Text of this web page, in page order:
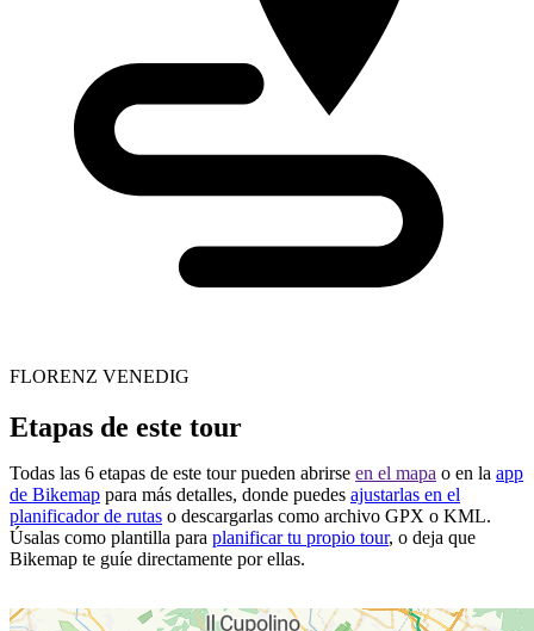
FLORENZ VENEDIG
Etapas de este tour
Todas las 6 etapas de este tour pueden abrirse en el mapa o en la app
de Bikemap para más detalles, donde puedes ajustarlas en el
planificador de rutas o descargarlas como archivo GPX o KML.
Úsalas como plantilla para planificar tu propio tour, o deja que
Bikemap te guíe directamente por ellas.